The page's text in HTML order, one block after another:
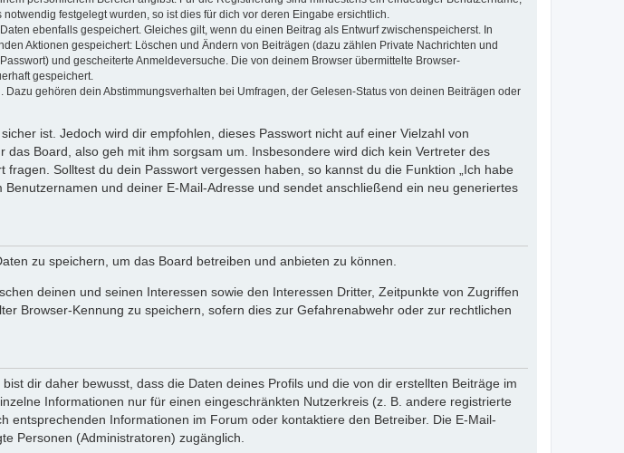
festgelegt wurden, so ist dies für dich vor deren Eingabe ersichtlich.
ebenfalls gespeichert. Gleiches gilt, wenn du einen Beitrag als Entwurf zwischenspeicherst. In
Aktionen gespeichert: Löschen und Ändern von Beiträgen (dazu zählen Private Nachrichten und
und gescheiterte Anmeldeversuche. Die von deinem Browser übermittelte Browser-
gespeichert.
gehören dein Abstimmungsverhalten bei Umfragen, der Gelesen-Status von deinen Beiträgen oder
ist. Jedoch wird dir empfohlen, dieses Passwort nicht auf einer Vielzahl von
Board, also geh mit ihm sorgsam um. Insbesondere wird dich kein Vertreter des
Solltest du dein Passwort vergessen haben, so kannst du die Funktion „Ich habe
und deiner E-Mail-Adresse und sendet anschließend ein neu generiertes
zu speichern, um das Board betreiben und anbieten zu können.
deinen und seinen Interessen sowie den Interessen Dritter, Zeitpunkte von Zugriffen
Browser-Kennung zu speichern, sofern dies zur Gefahrenabwehr oder zur rechtlichen
dir daher bewusst, dass die Daten deines Profils und die von dir erstellten Beiträge im
Informationen nur für einen eingeschränkten Nutzerkreis (z. B. andere registrierte
Informationen im Forum oder kontaktiere den Betreiber. Die E-Mail-
Personen (Administratoren) zugänglich.